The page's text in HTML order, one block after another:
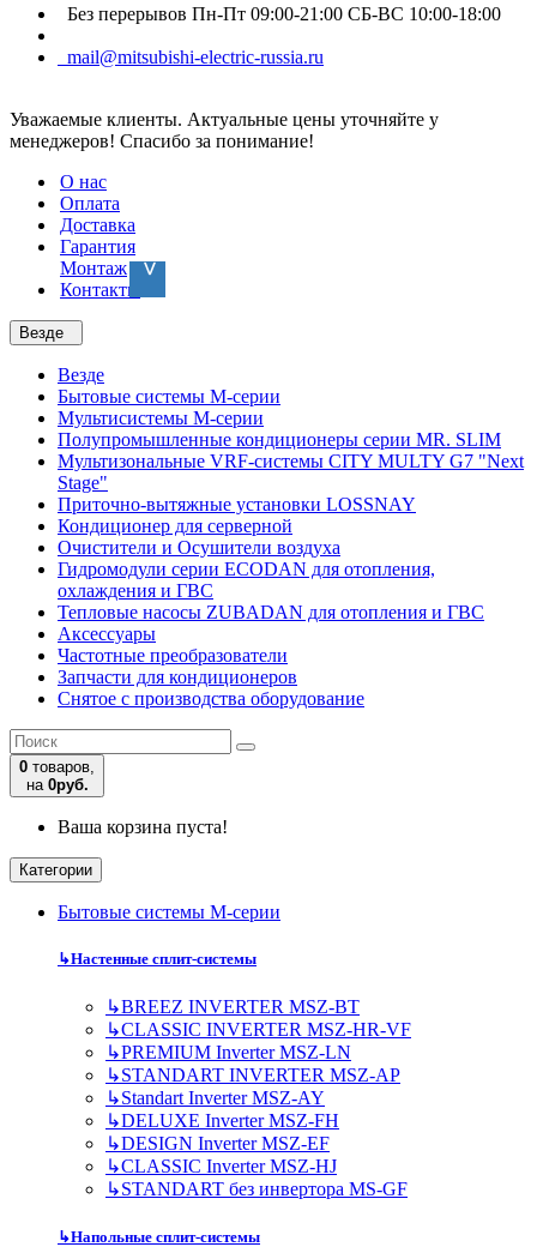
Без перерывов Пн-Пт 09:00-21:00 СБ-ВС 10:00-18:00
mail@mitsubishi-electric-russia.ru
Уважаемые клиенты. Актуальные цены уточняйте у
менеджеров! Спасибо за понимание!
О нас
Оплата
Доставка
Гарантия
Монтаж
Контакты
Везде
Везде
Бытовые системы M-серии
Мультисистемы M-серии
Полупромышленные кондиционеры серии MR. SLIM
Мультизональные VRF-системы CITY MULTY G7 "Next
Stage"
Приточно-вытяжные установки LOSSNAY
Кондиционер для серверной
Очистители и Осушители воздуха
Гидромодули серии ECODAN для отопления,
охлаждения и ГВС
Тепловые насосы ZUBADAN для отопления и ГВС
Аксесcуары
Частотные преобразователи
Запчасти для кондиционеров
Снятое с производства оборудование
0 товаров,
на 0руб.
Ваша корзина пуста!
Категории
Бытовые системы M-серии
↳Настенные сплит-системы
↳BREEZ INVERTER MSZ-BT
↳CLASSIC INVERTER MSZ-HR-VF
↳PREMIUM Inverter MSZ-LN
↳STANDART INVERTER MSZ-AP
↳Standart Inverter MSZ-AY
↳DELUXE Inverter MSZ-FH
↳DESIGN Inverter MSZ-EF
↳CLASSIC Inverter MSZ-HJ
↳STANDART без инвертора MS-GF
↳Напольные сплит-системы